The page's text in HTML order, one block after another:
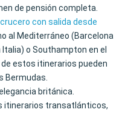
de pensión completa.
crucero con salida desde
al Mediterráneo (Barcelona
o Southampton en el
de estos itinerarios pueden
Bermudas.
británica.
itinerarios transatlánticos,